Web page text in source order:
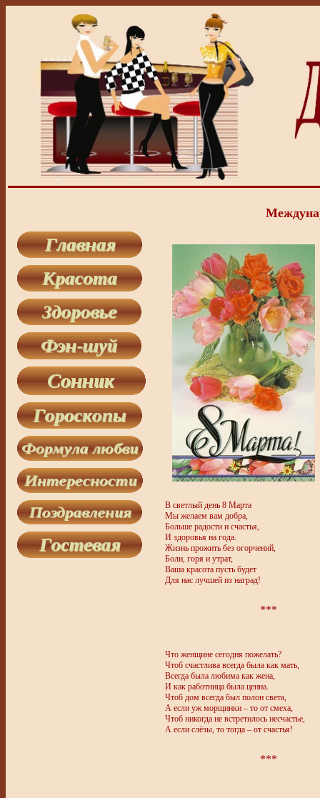
В светлый день 8 Марта
Мы желаем вам добра,
Больше радости и счастья,
И здоровья на года.
Жизнь прожить без огорчений,
Боли, горя и утрат,
Ваша красота пусть будет
Для нас лучшей из наград!
***
Что женщине сегодня пожелать?
Чтоб счастлива всегда была как мать,
Всегда была любима как жена,
И как работница была ценна.
Чтоб дом всегда был полон света,
А если уж морщинки – то от смеха,
Чтоб никогда не встретилось несчастье,
А если слёзы, то тогда – от счастья!
***